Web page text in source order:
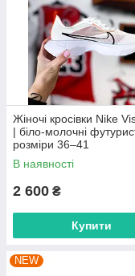
Жіночі кросівки Nike
| біло-молочні
розміри 36–41
В наявності
2 600 ₴
Купити
NEW